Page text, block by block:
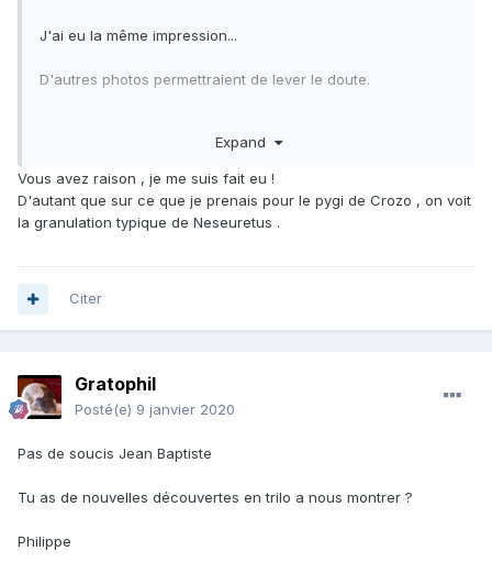
J'ai eu la même impression...
D'autres photos permettraient de lever le doute.
Expand
Vous avez raison , je me suis fait eu !
D'autant que sur ce que je prenais pour le pygi de Crozo , on voit
la granulation typique de Neseuretus .
Citer
Gratophil
Posté(e) 9 janvier 2020
Pas de soucis Jean Baptiste
Tu as de nouvelles découvertes en trilo a nous montrer ?
Philippe